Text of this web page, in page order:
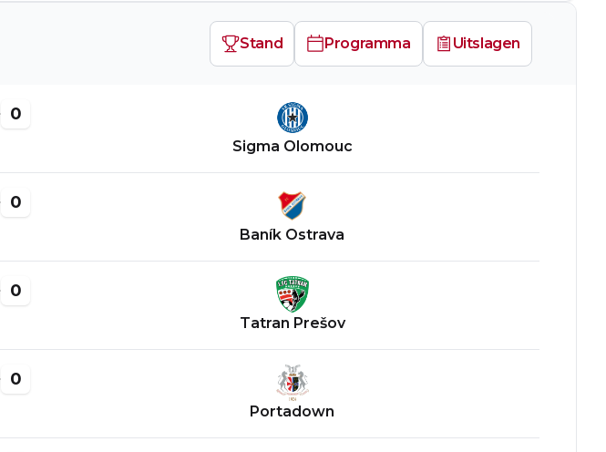
Stand Programma Uitslagen
0
Sigma Olomouc
0
Baník Ostrava
0
Tatran Prešov
0
Portadown